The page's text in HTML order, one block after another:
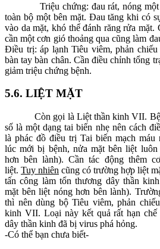
Triệu chứng: đau rát, nóng một
toàn bộ một bên mặt. Đau tăng khi có
vào da mặt, khó thể đánh răng rửa mặt.
cần một cơn gió thoảng qua cũng làm
Điều trị: áp lạnh Tiêu viêm, phản chiếu
bàn tay bàn chân. Cần điều chỉnh tổng
giảm triệu chứng bệnh.
5.6. LIỆT MẶT
Còn gọi là Liệt thần kinh VII.
số là một dạng tai biến nhẹ nên cách
là phác đồ điều trị Tai biến mạch máu
lúc mới bị bệnh, nửa mặt bên liệt luôn
hơn bên lành). Cần tác động thêm
liệt. Tuy nhiên cũng có trường hợp liệt
tấn công làm tổn thương dây thần
mặt bên liệt nóng hơn bên lành).
thì nên dùng bộ Tiêu viêm, phản
kinh VII. Loại này kết quả rất hạn
dây thần kinh đã bị virus phá hỏng.
-Có thể bạn chưa biết-